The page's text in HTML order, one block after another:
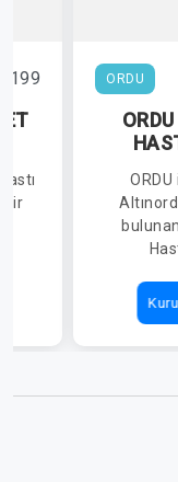
bir
ORDU
ORDU